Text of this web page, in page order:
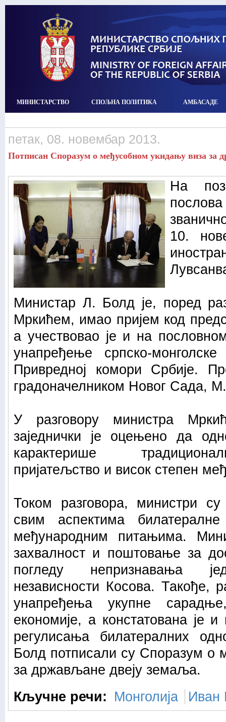
МИНИСТАРСТВО СПОЉНА ПОЛИТИКА АМБАСАДЕ
петак, 08. новембар 2013.
Потписан Споразум о међусобном укидању виза за
На
10.
Министар Л. Болд је, поред
Мркићем, имао пријем код
а учествовао је и на
унапређење српско-
Привредној комори Србије.
градоначелником Новог Сада,
У разговору министра
заједнички је оцењено да
карактерише
пријатељство и висок степен
Током разговора, министри
свим аспектима
међународним питањима.
захвалност и поштовање за
погледу непризнавања
независности Косова. Такође,
унапређења укупне
економије, а констатована је
регулисања билатералних
Болд потписали су Споразум о
за држављане двеју земаља.
Кључне речи: Монголија Иван